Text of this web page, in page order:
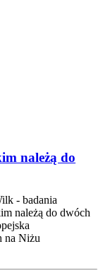
należą do
- badania
należą do dwóch
na Niżu